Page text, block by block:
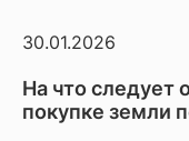
30.01.2026
На что следует
покупке земли